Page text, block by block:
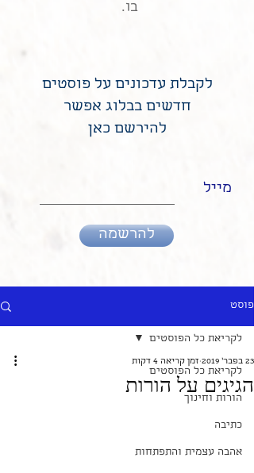
בו.
לקבלת עדכונים על פוסטים
חדשים בבלוג אפשר
להירשם כאן
מייל
להרשמה
פוסט
לקריאת כל הפוסטים
הורות וחינוך
כתיבה
אהבה עצמית והתפתחות
לקריאת כל הפוסטים
הגיגים על הורות
23 בפבר׳ 2019 זמן קריאה 4 דקות